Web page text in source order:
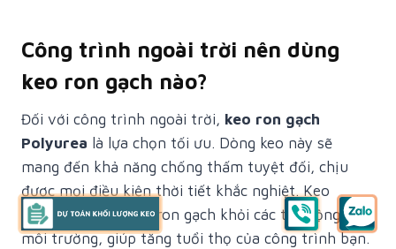
Công trình ngoài trời nên dùng
keo ron gạch nào?
Đối với công trình ngoài trời, keo ron gạch
Polyurea là lựa chọn tối ưu. Dòng keo này sẽ
mang đến khả năng chống thấm tuyệt đối, chịu
được mọi điều kiện thời tiết khắc nghiệt. Keo
Polyurea sẽ bảo vệ ron gạch khỏi các tác động của
môi trường, giúp tăng tuổi thọ của công trình bạn.